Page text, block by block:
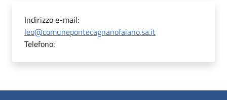
Indirizzo e-mail:
leo@comunepontecagnanofaiano.sa.it
Telefono: